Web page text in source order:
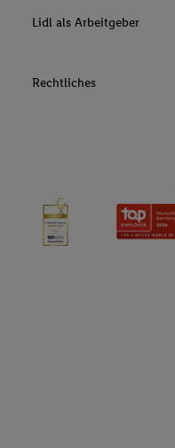
Lidl als Arbeitgeber
Rechtliches